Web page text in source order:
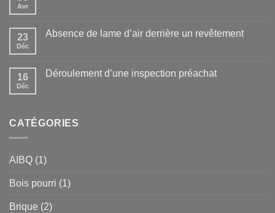
Avr
23
Déc
Absence de lame d’air derrière un revêtement
16
Déc
Déroulement d’une inspection préachat
CATÉGORIES
AIBQ (1)
Bois pourri (1)
Brique (2)